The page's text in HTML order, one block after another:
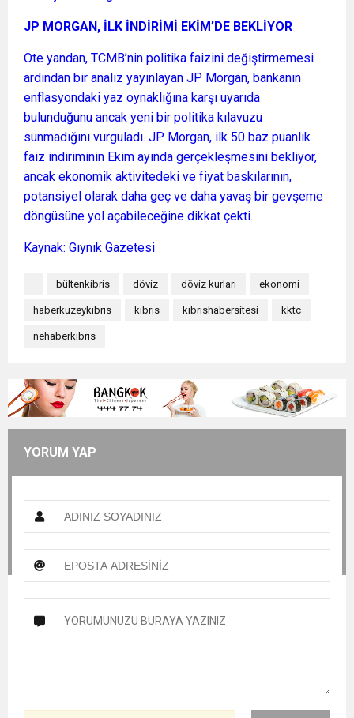
JP MORGAN, İLK İNDİRİMİ EKİM’DE BEKLİYOR
Öte yandan, TCMB’nin politika faizini değiştirmemesi
ardından bir analiz yayınlayan JP Morgan, bankanın
enflasyondaki yaz oynaklığına karşı uyarıda
bulunduğunu ancak yeni bir politika kılavuzu
sunmadığını vurguladı. JP Morgan, ilk 50 baz puanlık
faiz indiriminin Ekim ayında gerçekleşmesini bekliyor,
ancak ekonomik aktivitedeki ve fiyat baskılarının,
potansiyel olarak daha geç ve daha yavaş bir gevşeme
döngüsüne yol açabileceğine dikkat çekti.
Kaynak: Gıynık Gazetesi
bültenkibris döviz döviz kurları ekonomi
haberkuzeykıbrıs kıbrıs kıbrıshabersitesi kktc
nehaberkıbrıs
YORUM YAP